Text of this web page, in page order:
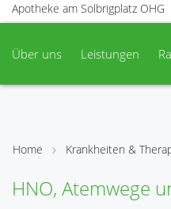
Apotheke am Solbrigplatz OHG
Über uns Leistungen
Home Krankheiten &
HNO, Atemwege